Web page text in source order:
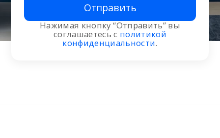
Отправить
Нажимая кнопку “Отправить” вы
соглашаетесь с политикой
конфиденциальности.